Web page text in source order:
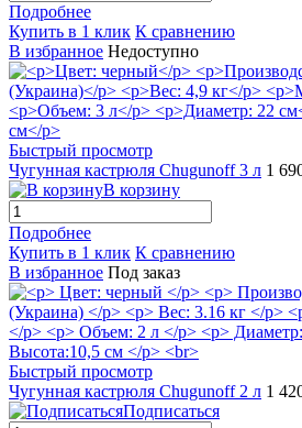
Подробнее
Купить в 1 клик К сравнению
В избранное Недоступно
Быстрый просмотр
Чугунная кастрюля Chugunoff 3 л 1
В корзину
Подробнее
Купить в 1 клик К сравнению
В избранное Под заказ
Быстрый просмотр
Чугунная кастрюля Chugunoff 2 л 1
Подписаться